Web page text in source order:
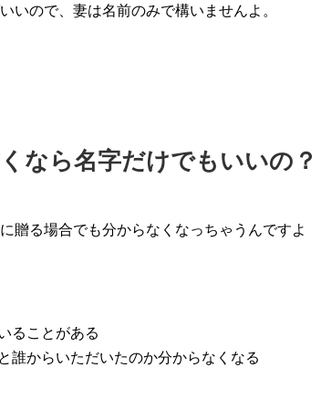
いので、妻は名前のみで構いませんよ。
なら名字だけでもいいの？
贈る場合でも分からなくなっちゃうんですよ
ることがある
誰からいただいたのか分からなくなる